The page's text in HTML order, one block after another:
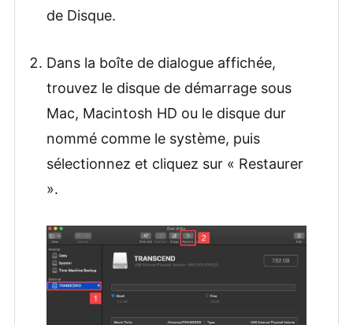
de Disque.
Dans la boîte de dialogue affichée,
trouvez le disque de démarrage sous
Mac, Macintosh HD ou le disque dur
nommé comme le système, puis
sélectionnez et cliquez sur « Restaurer
».